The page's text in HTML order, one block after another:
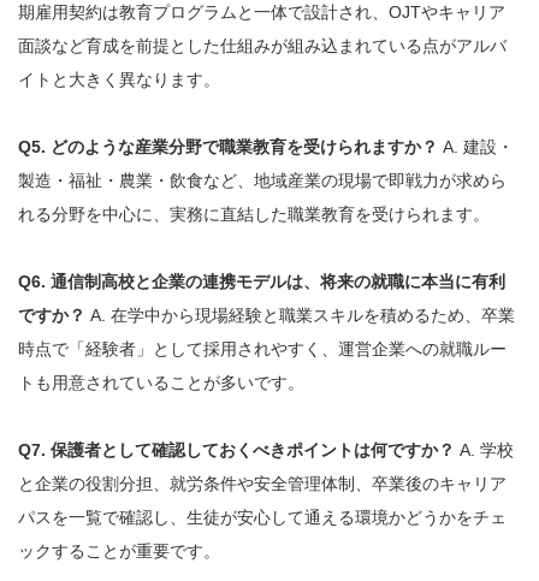
期雇用契約は教育プログラムと一体で設計され、OJTやキャリア
面談など育成を前提とした仕組みが組み込まれている点がアルバ
イトと大きく異なります。
Q5. どのような産業分野で職業教育を受けられますか？ A. 建設・
製造・福祉・農業・飲食など、地域産業の現場で即戦力が求めら
れる分野を中心に、実務に直結した職業教育を受けられます。
Q6. 通信制高校と企業の連携モデルは、将来の就職に本当に有利
ですか？ A. 在学中から現場経験と職業スキルを積めるため、卒業
時点で「経験者」として採用されやすく、運営企業への就職ルー
トも用意されていることが多いです。
Q7. 保護者として確認しておくべきポイントは何ですか？ A. 学校
と企業の役割分担、就労条件や安全管理体制、卒業後のキャリア
パスを一覧で確認し、生徒が安心して通える環境かどうかをチェ
ックすることが重要です。